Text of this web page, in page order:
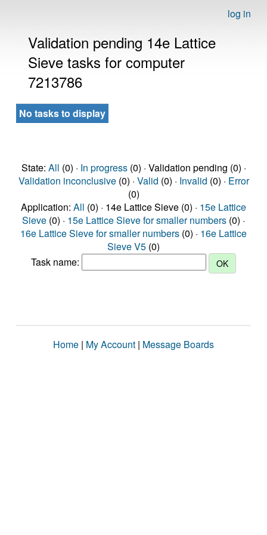
log in
Validation pending 14e Lattice
Sieve tasks for computer
7213786
No tasks to display
State: All (0) · In progress(0) · Validation pending (0) ·
Validation inconclusive(0) · Valid (0) · Invalid (0) · Error
(0)
Application: All (0) · 14e Lattice Sieve (0) · 15e Lattice
Sieve (0) · 15e Lattice Sieve for smaller numbers (0) ·
16e Lattice Sieve for smaller numbers (0) · 16e Lattice
Sieve V5 (0)
Task name:
Home | My Account | Message Boards